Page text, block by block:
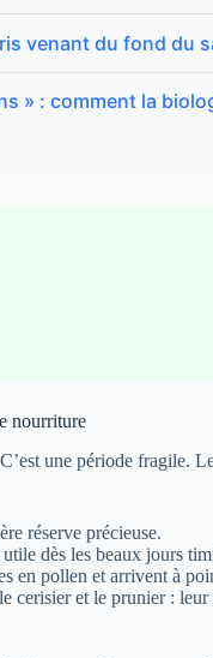
venant du fond du
» : comment la
nourriture
une période fragile.
réserve précieuse.
dès les beaux jours
en pollen et arrivent à
cerisier et le prunier :